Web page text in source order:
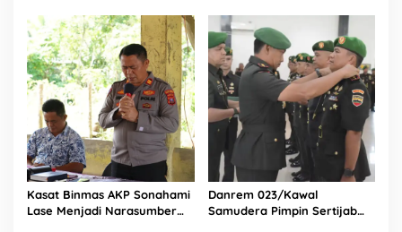
Bagikan 1.000 Dus Kopi
Fresco untuk Warga di
Tengah Sulitnya Ekonomi
Selatan
Kasat Binmas AKP Sonahami
Lase Menjadi Narasumber
Danrem 023/Kawal
Samudera Pimpin Sertijab